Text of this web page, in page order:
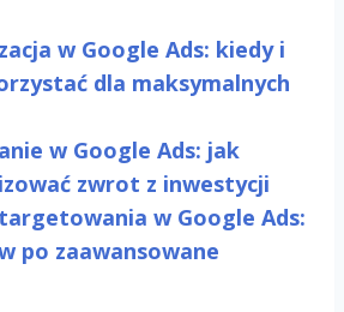
w Google Ads: kiedy i
dla maksymalnych
w Google Ads: jak
zwrot z inwestycji
w Google Ads:
po zaawansowane